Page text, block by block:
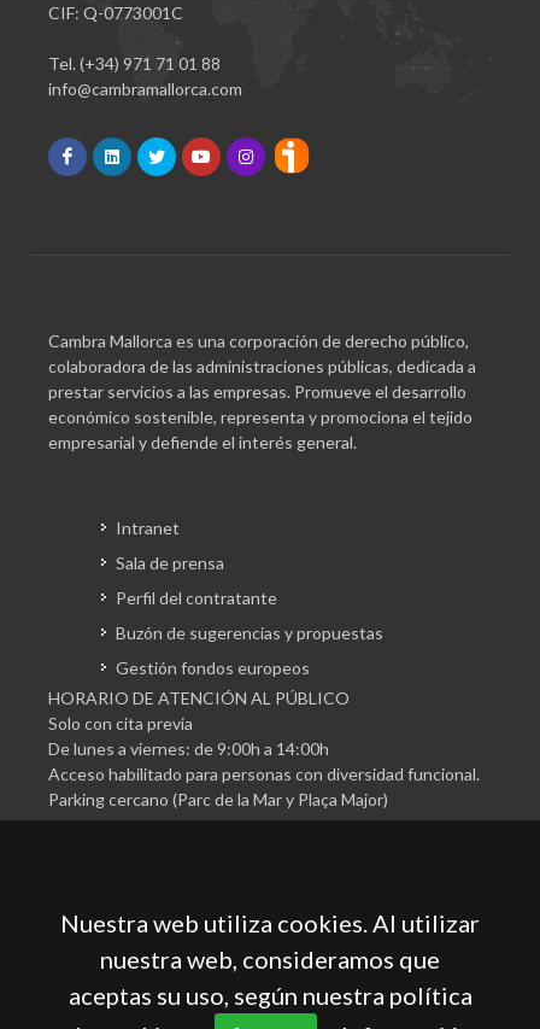
CIF: Q-0773001C
Tel. (+34) 971 71 01 88
info@cambramallorca.com
Cambra Mallorca es una corporación de derecho público,
colaboradora de las administraciones públicas, dedicada a
prestar servicios a las empresas. Promueve el desarrollo
económico sostenible, representa y promociona el tejido
empresarial y defiende el interés general.
Intranet
Sala de prensa
Perfil del contratante
Buzón de sugerencias y propuestas
Gestión fondos europeos
HORARIO DE ATENCIÓN AL PÚBLICO
Solo con cita previa
De lunes a viernes: de 9:00h a 14:00h
Acceso habilitado para personas con diversidad funcional.
Parking cercano (Parc de la Mar y Plaça Major)
Cámara Oficial de Comercio, Industria, Servicios y
Nuestra web utiliza cookies. Al utilizar
nuestra web, consideramos que
aceptas su uso, según nuestra política